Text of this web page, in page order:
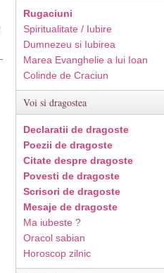
Rugaciuni
Spiritualitate / Iubire
Dumnezeu si Iubirea
Marea Evanghelie a lui Ioan
Colinde de Craciun
Voi si dragostea
Declaratii de dragoste
Poezii de dragoste
Citate despre dragoste
Povesti de dragoste
Scrisori de dragoste
Mesaje de dragoste
Ma iubeste ?
Oracol sabian
Horoscop zilnic